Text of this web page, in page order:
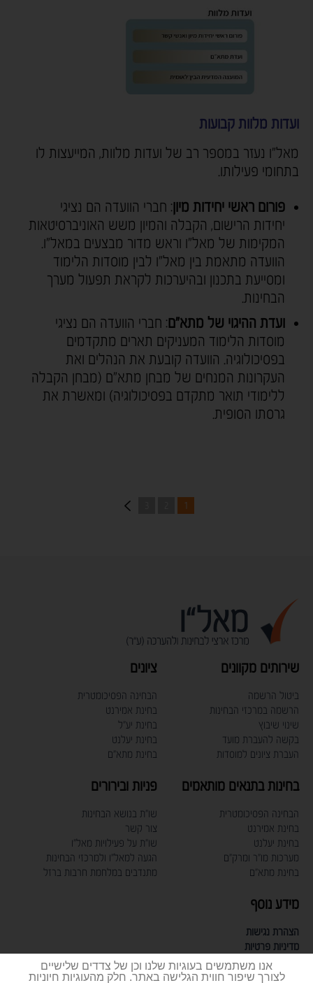
ועדות מלוות קבועות
מאל"ו נעזר במספר רב של ועדות מלוות, המייעצות לו
בתחומי פעילותו.
פורום ראשי יחידות מיון: חברי הוועדה הם נציגי
יחידות הרישום, הקבלה והמיון משש האוניברסיטאות
המקימות של מאל"ו וראש מדור מבצעים במאל"ו.
הוועדה מתאמת בין מאל"ו לבין מוסדות הלימוד
ומסייעת בתכנון ובהיערכות לקראת תפעול מערך
הבחינות.
ועדת ההיגוי של מתא"ם: חברי הוועדה הם נציגי
מוסדות הלימוד המעניקים תארים מתקדמים
בפסיכולוגיה. הוועדה קובעת את הנהלים ואת
העקרונות המנחים של מבחן מתא"ם (מבחן הקבלה
ללימודי תואר מתקדם בפסיכולוגיה) ומאשרת את
גרסתו הסופית.
1
שירותים מקוונים
ביטול הרשמה
הרשמה במרכזי הבחינות
שינוי שיבוץ
בקשה להעברת מועד
העברת ציונים למוסדות
ציונים
הבחינה הפסיכומטרית
בחינת אמירנט
בחינת יע"ל
בחינת יעלנט
בחינת מתא"ם
בחינות בתנאים מותאמים
הבחינה הפסיכומטרית
בחינת אמירנט
בחינת יעלנט
מערכות מו"ר ומרק"ם
בחינת מתא"ם
פניות ובירורים
שו"ת בנושא הבחינות
צור קשר
שו"ת על פעילויות מאל"ו
הגעה למאל"ו ולמרכזי הבחינות
מתנדבים במלחמת חרבות ברזל
מידע נוסף
הצהרת נגישות
מדיניות פרטיות
תעודת תקן אבטחת מידע
דרושים
אנו משתמשים בעוגיות שלנו וכן של צדדים שלישיים
לצורך שיפור חווית הגלישה באתר. חלק מהעוגיות חיוניות